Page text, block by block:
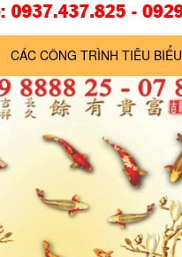
CÁC CÔNG TRÌNH TIÊU BIỂU